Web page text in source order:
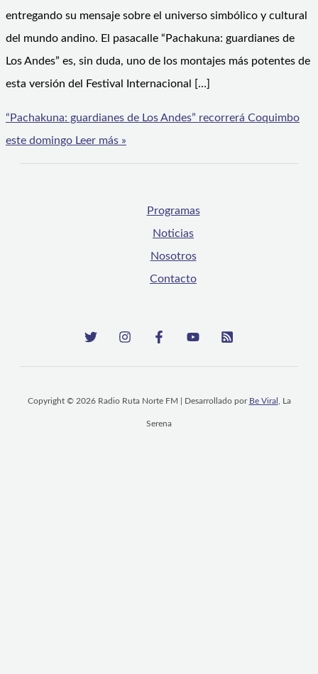
entregando su mensaje sobre el universo simbólico y cultural
del mundo andino. El pasacalle “Pachakuna: guardianes de
Los Andes” es, sin duda, uno de los montajes más potentes de
esta versión del Festival Internacional […]
“Pachakuna: guardianes de Los Andes” recorrerá Coquimbo
este domingo Leer más »
Programas
Noticias
Nosotros
Contacto
Copyright © 2026 Radio Ruta Norte FM | Desarrollado por Be Viral , La
Serena